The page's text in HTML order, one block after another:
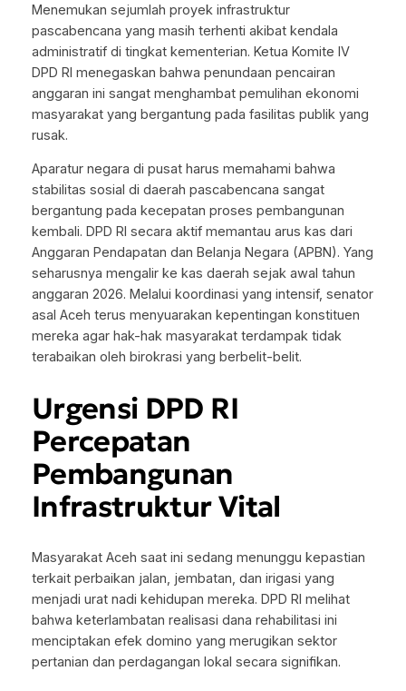
Menemukan sejumlah proyek infrastruktur
pascabencana yang masih terhenti akibat kendala
administratif di tingkat kementerian. Ketua Komite IV
DPD RI menegaskan bahwa penundaan pencairan
anggaran ini sangat menghambat pemulihan ekonomi
masyarakat yang bergantung pada fasilitas publik yang
rusak.
Aparatur negara di pusat harus memahami bahwa
stabilitas sosial di daerah pascabencana sangat
bergantung pada kecepatan proses pembangunan
kembali. DPD RI secara aktif memantau arus kas dari
Anggaran Pendapatan dan Belanja Negara (APBN). Yang
seharusnya mengalir ke kas daerah sejak awal tahun
anggaran 2026. Melalui koordinasi yang intensif, senator
asal Aceh terus menyuarakan kepentingan konstituen
mereka agar hak-hak masyarakat terdampak tidak
terabaikan oleh birokrasi yang berbelit-belit.
Urgensi DPD RI
Percepatan
Pembangunan
Infrastruktur Vital
Masyarakat Aceh saat ini sedang menunggu kepastian
terkait perbaikan jalan, jembatan, dan irigasi yang
menjadi urat nadi kehidupan mereka. DPD RI melihat
bahwa keterlambatan realisasi dana rehabilitasi ini
menciptakan efek domino yang merugikan sektor
pertanian dan perdagangan lokal secara signifikan.